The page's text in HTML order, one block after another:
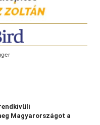
Magyarországot a